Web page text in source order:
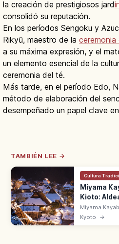
la creación de prestigiosos jard
consolidó su reputación.
En los períodos Sengoku y
Rikyū, maestro de la ceremonia
a su máxima expresión, y el
un elemento esencial de la
ceremonia del té.
Más tarde, en el período Edo,
método de elaboración del
desempeñado un papel clave
TAMBIÉN LEE →
Cultura
Miyama
Kioto:
Miyama
(Kioto),
con techo de
Kyoto →